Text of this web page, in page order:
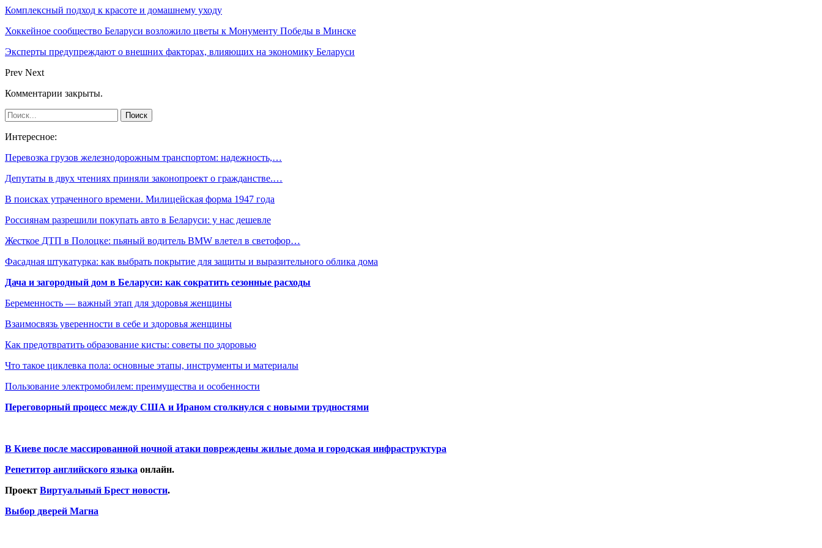
Комплексный подход к красоте и домашнему уходу
Хоккейное сообщество Беларуси возложило цветы к Монументу Победы в Минске
Эксперты предупреждают о внешних факторах, влияющих на экономику Беларуси
Prev Next
Комментарии закрыты.
Интересное:
Перевозка грузов железнодорожным транспортом: надежность,…
Депутаты в двух чтениях приняли законопроект о гражданстве.…
В поисках утраченного времени. Милицейская форма 1947 года
Россиянам разрешили покупать авто в Беларуси: у нас дешевле
Жесткое ДТП в Полоцке: пьяный водитель BMW влетел в светофор…
Фасадная штукатурка: как выбрать покрытие для защиты и выразительного облика дома
Дача и загородный дом в Беларуси: как сократить сезонные расходы
Беременность — важный этап для здоровья женщины
Взаимосвязь уверенности в себе и здоровья женщины
Как предотвратить образование кисты: советы по здоровью
Что такое циклевка пола: основные этапы, инструменты и материалы
Пользование электромобилем: преимущества и особенности
Переговорный процесс между США и Ираном столкнулся с новыми трудностями
В Киеве после массированной ночной атаки повреждены жилые дома и городская инфраструктура
Репетитор английского языка онлайн.
Проект Виртуальный Брест новости.
Выбор дверей Магна